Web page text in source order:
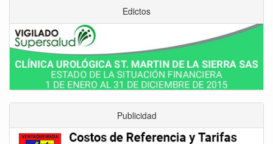
Edictos
Publicidad